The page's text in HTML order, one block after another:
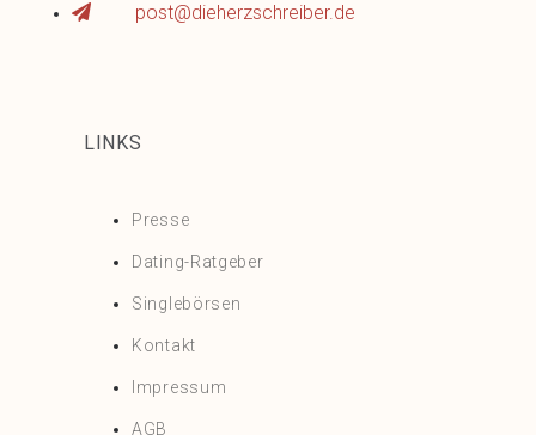
post@dieherzschreiber.de
LINKS
Presse
Dating-Ratgeber
Singlebörsen
Kontakt
Impressum
AGB